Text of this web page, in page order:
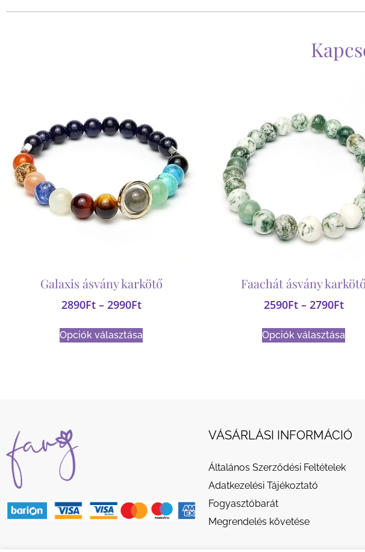
Galaxis ásvány karkötő
2890Ft – 2990Ft
Opciók választása
Faachát ásvány karkötő
2590Ft – 2790Ft
Opciók választása
VÁSÁRLÁSI INFORMÁCIÓ
Általános Szerződési Feltételek
Adatkezelési Tájékoztató
Fogyasztóbarát
Megrendelés követése